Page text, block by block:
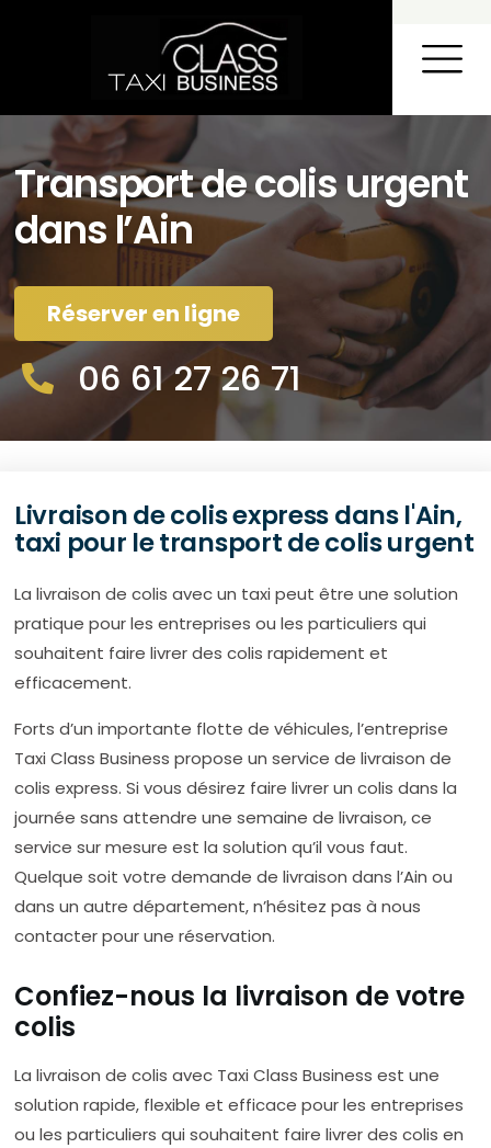
Transport de colis urgent
dans l’Ain
Réserver en ligne
06 61 27 26 71
Livraison de colis express dans l'Ain,
taxi pour le transport de colis urgent
La livraison de colis avec un taxi peut être une solution
pratique pour les entreprises ou les particuliers qui
souhaitent faire livrer des colis rapidement et
efficacement.
Forts d’un importante flotte de véhicules, l’entreprise
Taxi Class Business propose un service de livraison de
colis express. Si vous désirez faire livrer un colis dans la
journée sans attendre une semaine de livraison, ce
service sur mesure est la solution qu’il vous faut.
Quelque soit votre demande de livraison dans l’Ain ou
dans un autre département, n’hésitez pas à nous
contacter pour une réservation.
Confiez-nous la livraison de votre
colis
La livraison de colis avec Taxi Class Business est une
solution rapide, flexible et efficace pour les entreprises
ou les particuliers qui souhaitent faire livrer des colis en